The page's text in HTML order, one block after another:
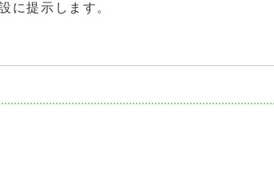
に提示します。